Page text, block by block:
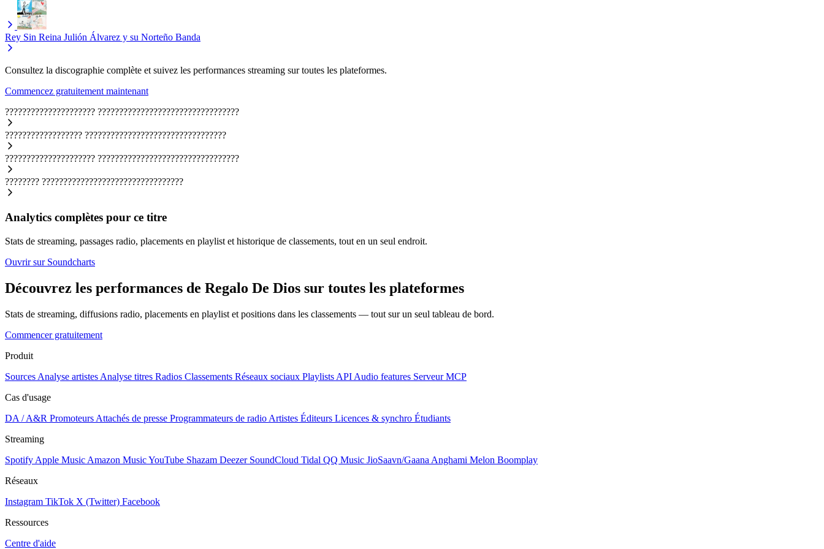
Rey Sin Reina Julión Álvarez y su Norteño Banda
Consultez la discographie complète et suivez les performances streaming sur toutes les plateformes.
Commencez gratuitement maintenant
????????????????????? ?????????????????????????????????
?????????????????? ?????????????????????????????????
????????????????????? ?????????????????????????????????
???????? ?????????????????????????????????
Analytics complètes pour ce titre
Stats de streaming, passages radio, placements en playlist et historique de classements, tout en un seul endroit.
Ouvrir sur Soundcharts
Découvrez les performances de Regalo De Dios sur toutes les plateformes
Stats de streaming, diffusions radio, placements en playlist et positions dans les classements — tout sur un seul tableau de bord.
Commencer gratuitement
Produit
Sources Analyse artistes Analyse titres Radios Classements Réseaux sociaux Playlists API Audio features Serveur MCP
Cas d'usage
DA / A&R Promoteurs Attachés de presse Programmateurs de radio Artistes Éditeurs Licences & synchro Étudiants
Streaming
Spotify Apple Music Amazon MusicYouTube Shazam Deezer SoundCloud Tidal QQ Music JioSaavn/Gaana Anghami Melon Boomplay
Réseaux
Instagram TikTok X (Twitter) Facebook
Ressources
Centre d'aide